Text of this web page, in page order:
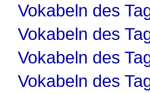
Vokabeln des
Vokabeln des
Vokabeln des
Vokabeln des